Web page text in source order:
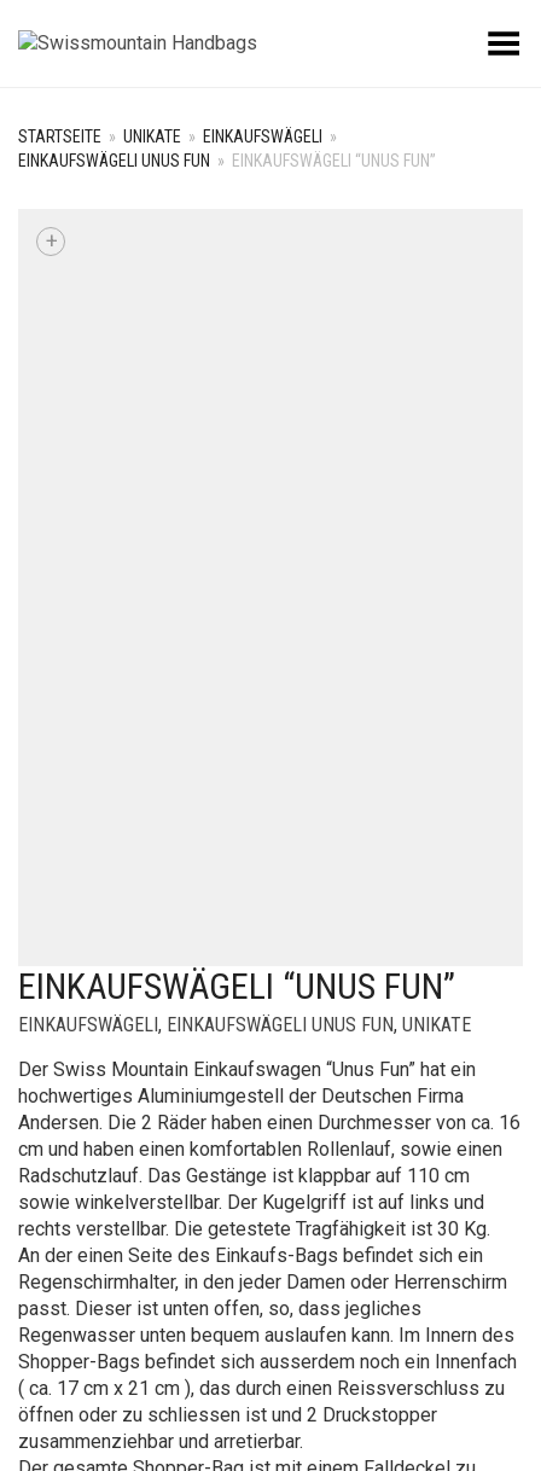
Toggle Menu
STARTSEITE » UNIKATE » EINKAUFSWÄGELI
»
EINKAUFSWÄGELI UNUS FUN » EINKAUFSWÄGELI “UNUS FUN”
+
EINKAUFSWÄGELI “UNUS FUN”
EINKAUFSWÄGELI, EINKAUFSWÄGELI UNUS FUN, UNIKATE
Der Swiss Mountain Einkaufswagen “Unus Fun” hat ein
hochwertiges Aluminiumgestell der Deutschen Firma
Andersen. Die 2 Räder haben einen Durchmesser von ca. 16
cm und haben einen komfortablen Rollenlauf, sowie einen
Radschutzlauf. Das Gestänge ist klappbar auf 110 cm
sowie winkelverstellbar. Der Kugelgriff ist auf links und
rechts verstellbar. Die getestete Tragfähigkeit ist 30 Kg.
An der einen Seite des Einkaufs-Bags befindet sich ein
Regenschirmhalter, in den jeder Damen oder Herrenschirm
passt. Dieser ist unten offen, so, dass jegliches
Regenwasser unten bequem auslaufen kann. Im Innern des
Shopper-Bags befindet sich ausserdem noch ein Innenfach
( ca. 17 cm x 21 cm ), das durch einen Reissverschluss zu
öffnen oder zu schliessen ist und 2 Druckstopper
zusammenziehbar und arretierbar.